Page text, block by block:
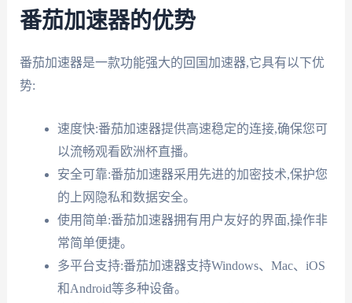
番茄加速器的优势
番茄加速器是一款功能强大的回国加速器,它具有以下优
势:
速度快:番茄加速器提供高速稳定的连接,确保您可
以流畅观看欧洲杯直播。
安全可靠:番茄加速器采用先进的加密技术,保护您
的上网隐私和数据安全。
使用简单:番茄加速器拥有用户友好的界面,操作非
常简单便捷。
多平台支持:番茄加速器支持Windows、Mac、iOS
和Android等多种设备。